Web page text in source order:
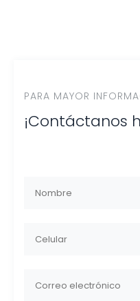
PARA MAYOR
¡Contáctanos
leave
empty.